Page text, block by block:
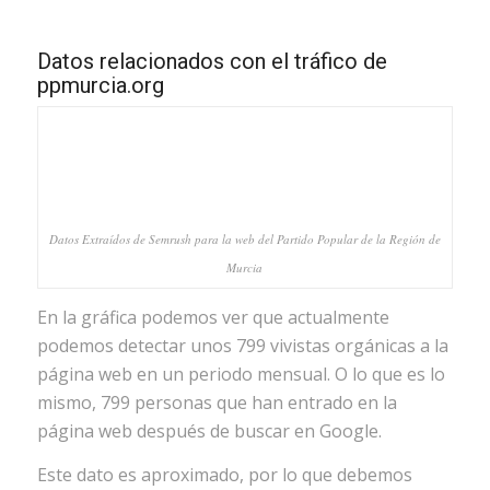
Datos relacionados con el tráfico de
ppmurcia.org
Datos Extraídos de Semrush para la web del Partido Popular de la Región de
Murcia
En la gráfica podemos ver que actualmente
podemos detectar unos 799 vivistas orgánicas a la
página web en un periodo mensual. O lo que es lo
mismo, 799 personas que han entrado en la
página web después de buscar en Google.
Este dato es aproximado, por lo que debemos